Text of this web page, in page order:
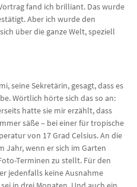
fand ich brilliant. Das wurde
Aber ich wurde den
über die ganze Welt, speziell
seine Sekretärin, gesagt, dass es
Wörtlich hörte sich das so an:
hatte sie mir erzählt, dass
säße – bei einer für tropische
von 17 Grad Celsius. An die
Jahr, wenn er sich im Garten
Terminen zu stellt. Für den
jedenfalls keine Ausnahme